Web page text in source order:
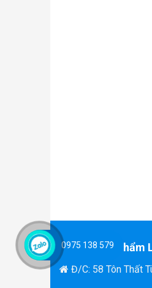
Văn Phòng Phẩm
Đ/C: 58 Tôn Thất
0975 138 579